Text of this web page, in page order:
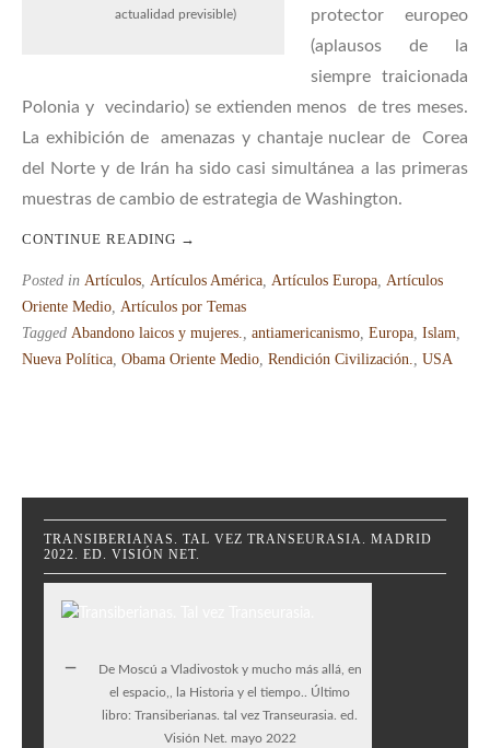
actualidad previsible)
protector europeo
(aplausos de la
siempre traicionada
Polonia y vecindario) se extienden menos de tres meses.
La exhibición de amenazas y chantaje nuclear de Corea
del Norte y de Irán ha sido casi simultánea a las primeras
muestras de cambio de estrategia de Washington.
CONTINUE READING →
Posted in Artículos, Artículos América, Artículos Europa, Artículos
Oriente Medio, Artículos por Temas
Tagged Abandono laicos y mujeres., antiamericanismo, Europa, Islam,
Nueva Política, Obama Oriente Medio, Rendición Civilización., USA
TRANSIBERIANAS. TAL VEZ TRANSEURASIA. MADRID
2022. ED. VISIÓN NET.
De Moscú a Vladivostok y mucho más allá, en
el espacio,, la Historia y el tiempo.. Último
libro: Transiberianas. tal vez Transeurasia. ed.
Visión Net. mayo 2022